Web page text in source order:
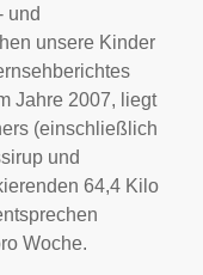
und
unsere Kinder
Jahre 2007, liegt
(einschließlich
und
64,4 Kilo
Woche.